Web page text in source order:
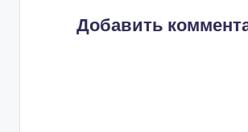
Добавить